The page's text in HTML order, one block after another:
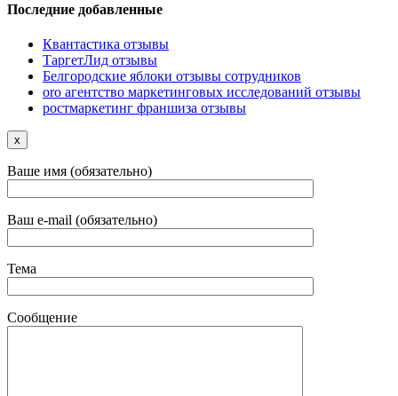
Последние добавленные
Квантастика отзывы
ТаргетЛид отзывы
Белгородские яблоки отзывы сотрудников
oro агентство маркетинговых исследований отзывы
ростмаркетинг франшиза отзывы
x
Ваше имя (обязательно)
Ваш e-mail (обязательно)
Тема
Сообщение